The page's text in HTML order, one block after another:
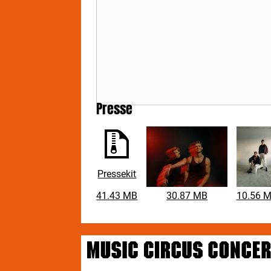
Presse
Pressekit
41.43 MB
30.87 MB 10.56